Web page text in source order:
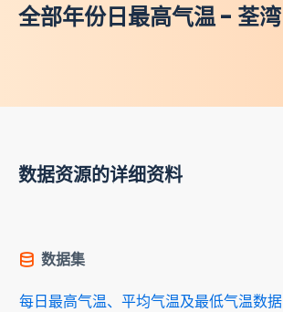
全部年份日最高气温 - 荃湾
数据资源的详细资料
数据集
每日最高气温、平均气温及最低气温数据